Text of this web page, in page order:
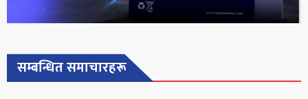
सम्बन्धित समाचारहरू